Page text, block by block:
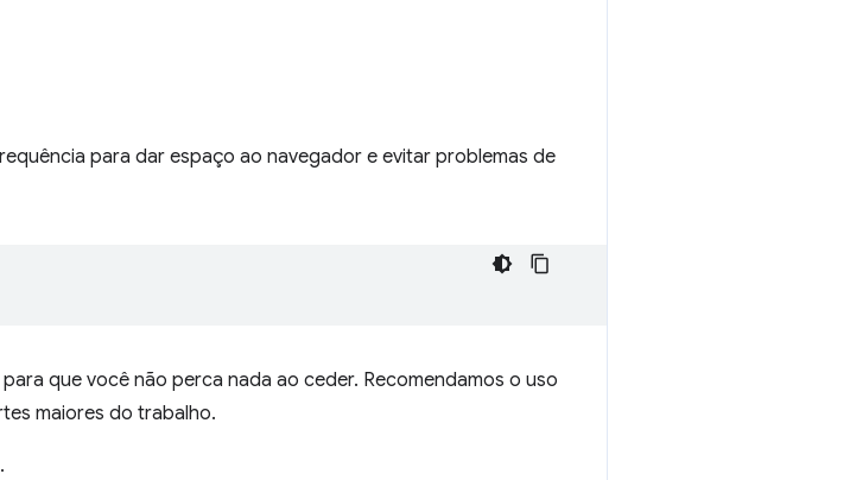
para dar espaço ao navegador e evitar problemas de
que você não perca nada ao ceder. Recomendamos o uso
maiores do trabalho.